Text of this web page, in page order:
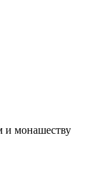
и монашеству